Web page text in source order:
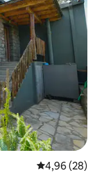
4,96 de uma
4,96 (28)